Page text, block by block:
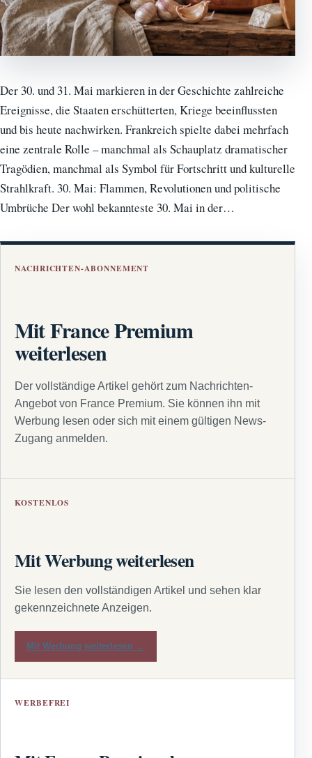
Der 30. und 31. Mai markieren in der Geschichte zahlreiche
Ereignisse, die Staaten erschütterten, Kriege beeinflussten
und bis heute nachwirken. Frankreich spielte dabei mehrfach
eine zentrale Rolle – manchmal als Schauplatz dramatischer
Tragödien, manchmal als Symbol für Fortschritt und kulturelle
Strahlkraft. 30. Mai: Flammen, Revolutionen und politische
Umbrüche Der wohl bekannteste 30. Mai in der…
NACHRICHTEN-ABONNEMENT
Mit France Premium
weiterlesen
Der vollständige Artikel gehört zum Nachrichten-
Angebot von France Premium. Sie können ihn mit
Werbung lesen oder sich mit einem gültigen News-
Zugang anmelden.
KOSTENLOS
Mit Werbung weiterlesen
Sie lesen den vollständigen Artikel und sehen klar
gekennzeichnete Anzeigen.
Mit Werbung weiterlesen →
WERBEFREI